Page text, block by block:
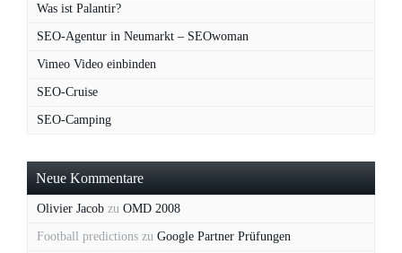
Was ist Palantir?
SEO-Agentur in Neumarkt – SEOwoman
Vimeo Video einbinden
SEO-Cruise
SEO-Camping
Neue Kommentare
Olivier Jacob zu OMD 2008
Football predictions zu Google Partner Prüfungen